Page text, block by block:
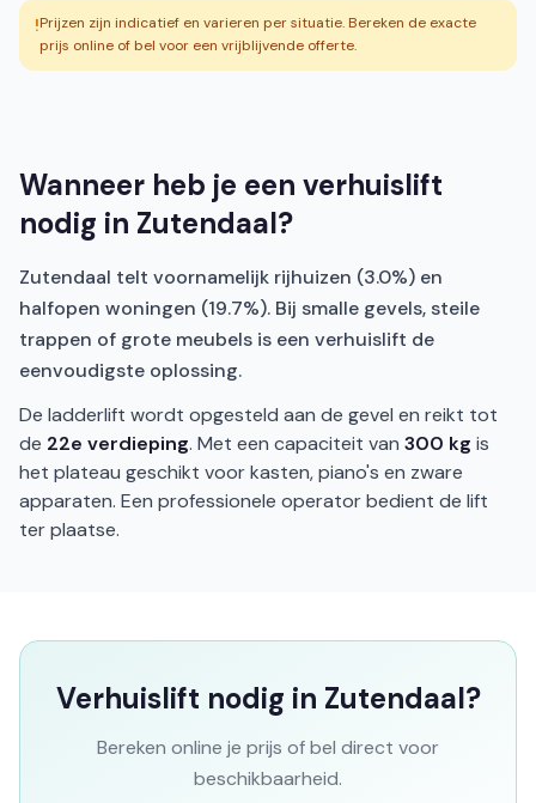
!Prijzen zijn indicatief en varieren per situatie. Bereken de exacte
prijs online of bel voor een vrijblijvende offerte.
Wanneer heb je een verhuislift
nodig in Zutendaal?
Zutendaal telt voornamelijk rijhuizen (3.0%) en
halfopen woningen (19.7%). Bij smalle gevels, steile
trappen of grote meubels is een verhuislift de
eenvoudigste oplossing.
De ladderlift wordt opgesteld aan de gevel en reikt tot
de 22e verdieping. Met een capaciteit van 300 kg is
het plateau geschikt voor kasten, piano's en zware
apparaten. Een professionele operator bedient de lift
ter plaatse.
Verhuislift nodig in Zutendaal?
Bereken online je prijs of bel direct voor
beschikbaarheid.